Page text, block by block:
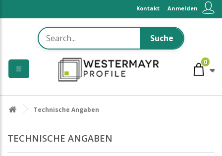
Anmelden
Kontakt
Suche
0
Technische Angaben
TECHNISCHE ANGABEN
☰